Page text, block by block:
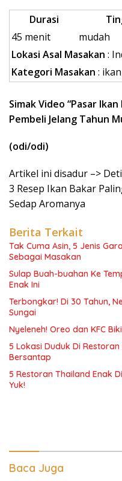
Durasi
45 menit
mudah
Lokasi Asal Masakan :
Kategori Masakan : ikan
Simak Video “Pasar
Pembeli Jelang Tahun
(odi/odi)
Artikel ini disadur –>
3 Resep Ikan Bakar
Sedap Aromanya
Berita Terkait
Tak Cuma Asin, 5 Jenis
Sebagai Masakan
Sulap Buah-buahan Ke
Enak Ini
Terbongkar! Di 30 Tahun,
Sungai
Nyeleneh! Oreo dan KFC
5 Lokasi Duduk Di
Bersantap
5 Restoran Thailand Enak
Yuk!
Baca Juga